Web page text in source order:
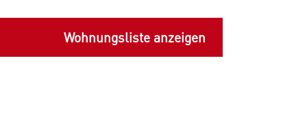
Wohnungsliste anzeigen